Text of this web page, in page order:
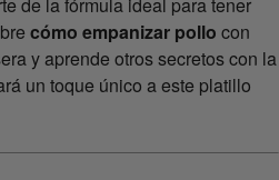
de la fórmula ideal para tener
cómo empanizar pollo con
y aprende otros secretos con la
un toque único a este platillo